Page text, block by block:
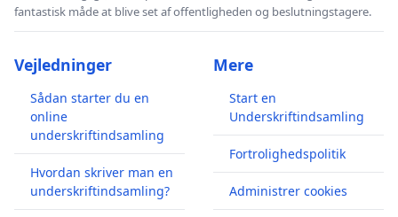
fantastisk måde at blive set af offentligheden og beslutningstagere.
Vejledninger
Sådan starter du en
online
underskriftindsamling
Hvordan skriver man en
underskriftindsamling?
Mere
Start en
Underskriftindsamling
Fortrolighedspolitik
Administrer cookies